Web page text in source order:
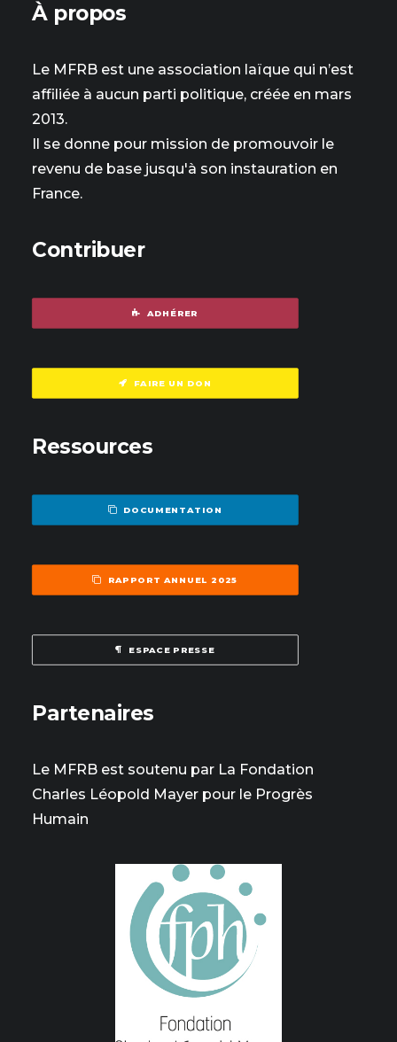
À propos
Le MFRB est une association laïque qui n’est
affiliée à aucun parti politique, créée en mars
2013.
Il se donne pour mission de promouvoir le
revenu de base jusqu'à son instauration en
France.
Contribuer
ADHÉRER
FAIRE UN DON
Ressources
DOCUMENTATION
RAPPORT ANNUEL 2025
ESPACE PRESSE
Partenaires
Le MFRB est soutenu par La Fondation
Charles Léopold Mayer pour le Progrès
Humain